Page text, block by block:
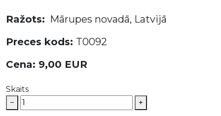
Ražots: Mārupes novadā, Latvijā
Preces kods: T0092
Cena: 9,00 EUR
Skaits
−
+